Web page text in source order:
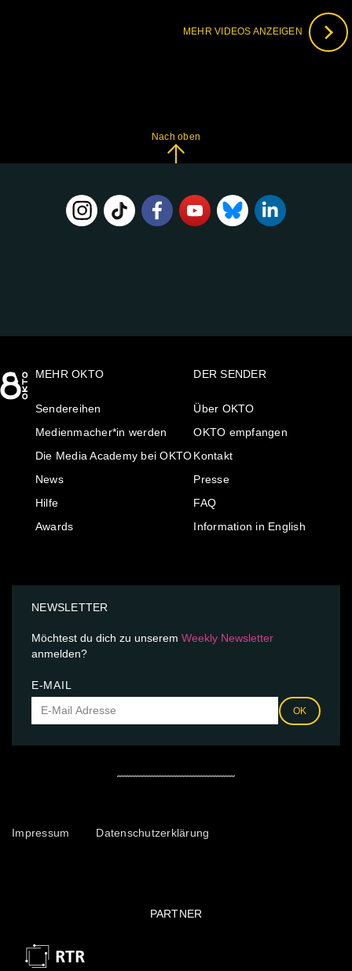
MEHR VIDEOS ANZEIGEN
Nach oben
MEHR OKTO
Sendereihen
Medienmacher*in werden
Die Media Academy bei OKTO
News
Hilfe
Awards
DER SENDER
Über OKTO
OKTO empfangen
Kontakt
Presse
FAQ
Information in English
NEWSLETTER
Möchtest du dich zu unserem Weekly Newsletter
anmelden?
E-MAIL
OK
Impressum Datenschutzerklärung
PARTNER